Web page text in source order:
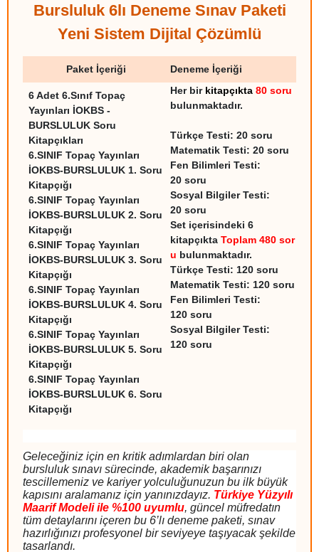
Bursluluk 6lı Deneme Sınav Paketi
Yeni Sistem Dijital Çözümlü
Paket İçeriği Deneme İçeriği
6 Adet 6.Sınıf Topaç
Yayınları İOKBS -
BURSLULUK Soru
Kitapçıkları
6.SINIF Topaç Yayınları
İOKBS-BURSLULUK 1. Soru
Kitapçığı
6.SINIF Topaç Yayınları
İOKBS-BURSLULUK 2. Soru
Kitapçığı
6.SINIF Topaç Yayınları
İOKBS-BURSLULUK 3. Soru
Kitapçığı
6.SINIF Topaç Yayınları
İOKBS-BURSLULUK 4. Soru
Kitapçığı
6.SINIF Topaç Yayınları
İOKBS-BURSLULUK 5. Soru
Kitapçığı
6.SINIF Topaç Yayınları
İOKBS-BURSLULUK 6. Soru
Kitapçığı
Her bir kitapçıkta 80 soru
bulunmaktadır.
Türkçe Testi: 20 soru
Matematik Testi: 20 soru
Fen Bilimleri Testi:
20 soru
Sosyal Bilgiler Testi:
20 soru
Set içerisindeki 6
kitapçıkta Toplam 480 sor
u bulunmaktadır.
Türkçe Testi: 120 soru
Matematik Testi: 120 soru
Fen Bilimleri Testi:
120 soru
Sosyal Bilgiler Testi:
120 soru
Geleceğiniz için en kritik adımlardan biri olan
bursluluk sınavı sürecinde, akademik başarınızı
tescillemeniz ve kariyer yolculuğunuzun bu ilk büyük
kapısını aralamanız için yanınızdayız. Türkiye Yüzyılı
Maarif Modeli ile %100 uyumlu, güncel müfredatın
tüm detaylarını içeren bu 6’lı deneme paketi, sınav
hazırlığınızı profesyonel bir seviyeye taşıyacak şekilde
tasarlandı.